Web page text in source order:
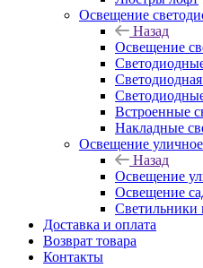
Освещение
Назад
Освещение
Встроенные
Накладные
Освещение уличное
Назад
Освещение
Освещение
Светильники
Доставка и оплата
Возврат товара
Контакты